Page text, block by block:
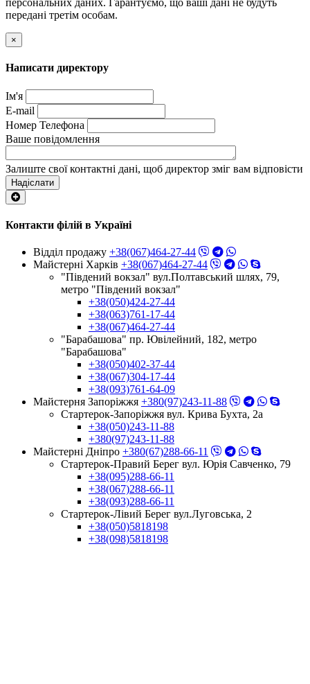
персональних даних. Гарантуємо, що ваші дані не будуть
передані третім особам.
×
Написати директору
Ім'я
E-mail
Номер Телефона
Ваше повідомлення
Залиште свої контактні дані, щоб директор зміг вам відповісти
Надіслати
Контакти філій в Україні
Відділ продажу +38(067)464-27-44
Майстерні Харків +38(067)464-27-44
"Південий вокзал" вул.Полтавський шлях, 79,
метро "Південий вокзал"
+38(050)424-27-44
+38(063)761-17-44
+38(067)464-27-44
"Барабашова" пр. Ювілейний, 182, метро
"Барабашова"
+38(050)402-37-44
+38(067)304-17-44
+38(093)761-64-09
Майстерня Запоріжжя +380(97)243-11-88
Стартерок-Запоріжжя вул. Крива Бухта, 2а
+38(050)243-11-88
+380(97)243-11-88
Майстерні Днiпро +380(67)288-66-11
Стартерок-Правий Берег вул. Юрія Савченко, 79
+38(095)288-66-11
+38(067)288-66-11
+38(093)288-66-11
Стартерок-Лівий Берег вул.Луговська, 2
+38(050)5818198
+38(098)5818198